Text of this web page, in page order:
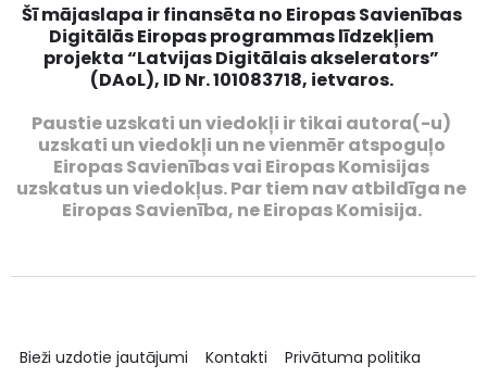
Šī mājaslapa ir finansēta no Eiropas Savienības
Digitālās Eiropas programmas līdzekļiem
projekta “Latvijas Digitālais akselerators”
(DAoL), ID Nr. 101083718, ietvaros.
Paustie uzskati un viedokļi ir tikai autora(-u)
uzskati un viedokļi un ne vienmēr atspoguļo
Eiropas Savienības vai Eiropas Komisijas
uzskatus un viedokļus. Par tiem nav atbildīga ne
Eiropas Savienība, ne Eiropas Komisija.
Bieži uzdotie jautājumi Kontakti Privātuma politika